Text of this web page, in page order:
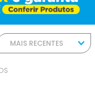
MAIS RECENTES